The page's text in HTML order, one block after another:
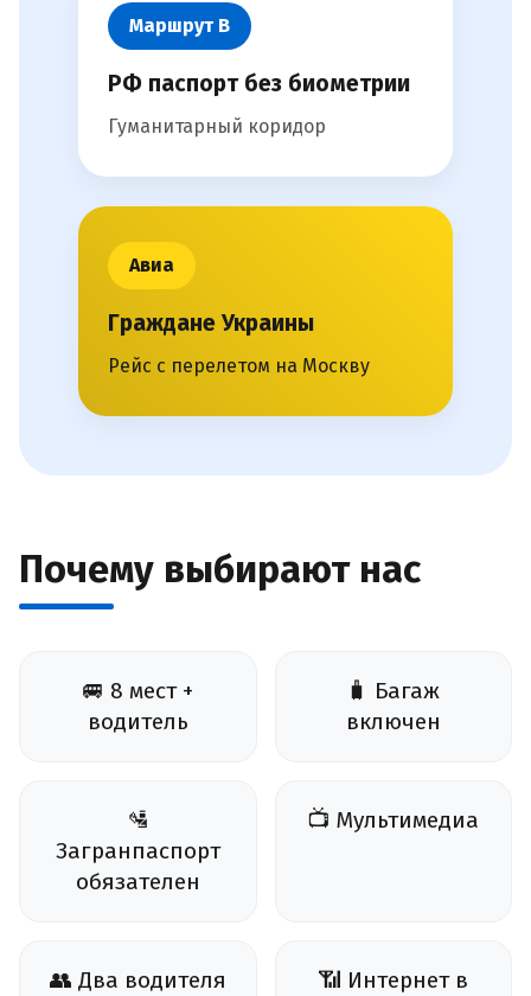
Маршрут В
РФ паспорт без биометрии
Гуманитарный коридор
Авиа
Граждане Украины
Рейс с перелетом на Москву
Почему выбирают нас
🚐 8 мест +
водитель
🧳 Багаж
включен
🛂
Загранпаспорт
обязателен
📺 Мультимедиа
👥 Два водителя
📶 Интернет в